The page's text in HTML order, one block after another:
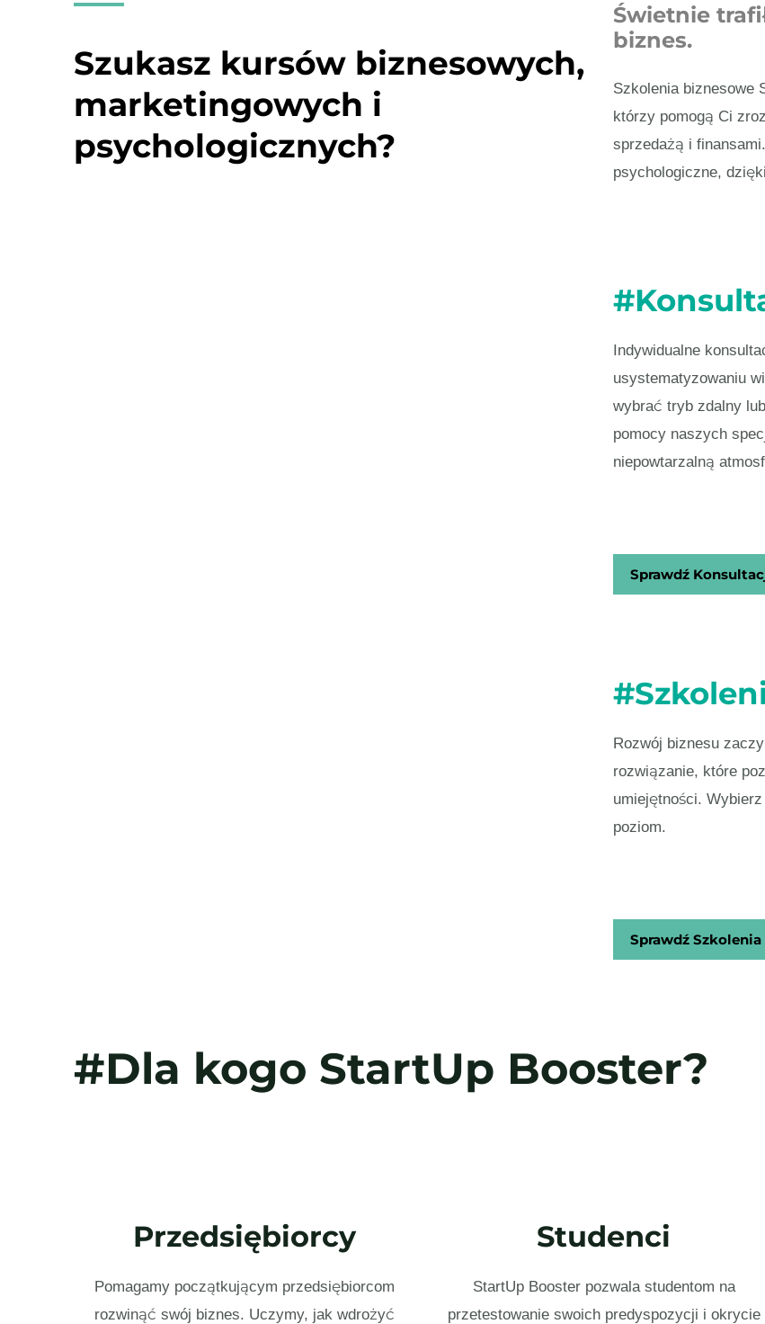
Szukasz kursów biznesowych,
marketingowych i
psychologicznych?
Świetnie
biznes.
Szkolenia biznesowe
którzy pomogą Ci
sprzedażą i
psychologiczne,
Indywidualne
usystematyzowaniu
wybrać tryb zdalny
pomocy naszych
niepowtarzalną
Sprawdź
Rozwój biznesu
rozwiązanie, które
umiejętności.
poziom.
Sprawdź Szkolenia
#Dla kogo StartUp Booster?
Przedsiębiorcy
Pomagamy początkującym przedsiębiorcom
rozwinąć swój biznes. Uczymy, jak wdrożyć
Studenci
StartUp Booster pozwala studentom na
przetestowanie swoich predyspozycji i okrycie